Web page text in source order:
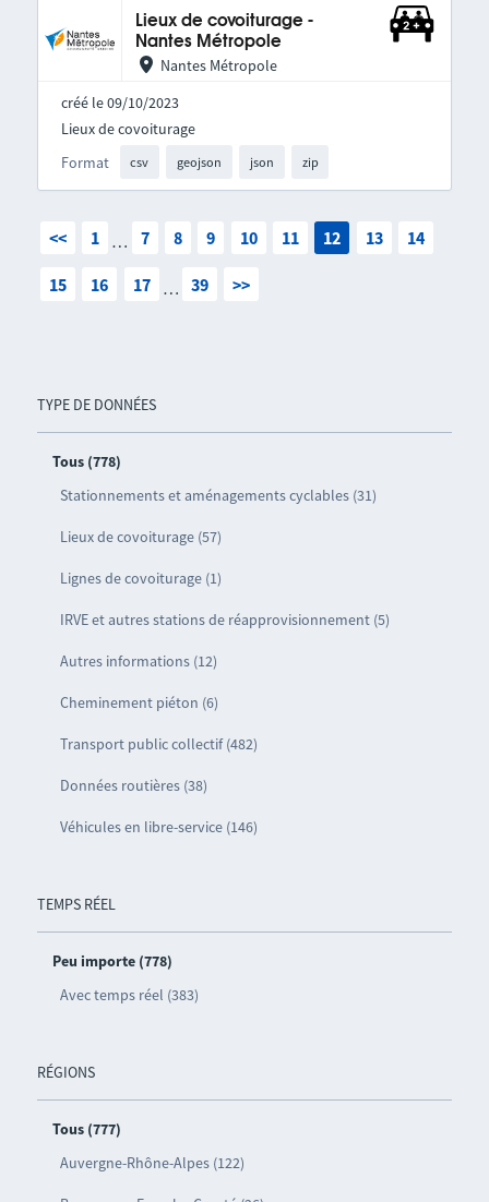
TYPE DE DONNÉES
Tous (778)
Stationnements et aménagements cyclables (31)
Lieux de covoiturage (57)
Lignes de covoiturage (1)
IRVE et autres stations de réapprovisionnement (5)
Autres informations (12)
Cheminement piéton (6)
Transport public collectif (482)
Données routières (38)
Véhicules en libre-service (146)
TEMPS RÉEL
Peu importe (778)
Avec temps réel (383)
RÉGIONS
Tous (777)
Auvergne-Rhône-Alpes (122)
Lieux de covoiturage -
Nantes Métropole
Nantes Métropole
créé le 09/10/2023
Format csv geojson json zip
Lieux de covoiturage
<< 1 … 7 8 9 10 11 12 13 14
15 16 17 … 39 >>